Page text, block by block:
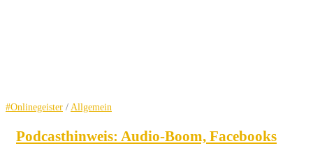
#Onlinegeister / Allgemein
Podcasthinweis: Audio-Boom, Facebooks